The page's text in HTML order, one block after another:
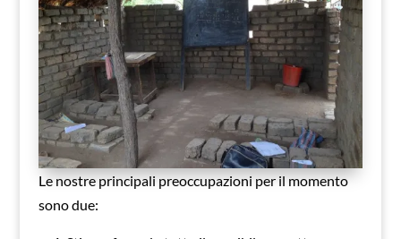
Le nostre principali preoccupazioni per il momento
sono due: